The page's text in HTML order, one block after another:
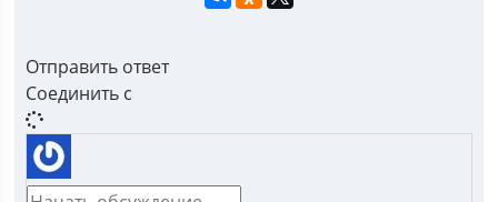
Отправить ответ
Соединить с